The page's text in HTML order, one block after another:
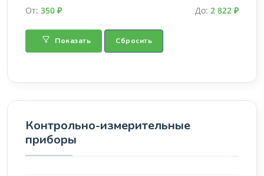
От: 350 ₽ До: 2 822 ₽
Показать Сбросить
Контрольно-измерительные
приборы